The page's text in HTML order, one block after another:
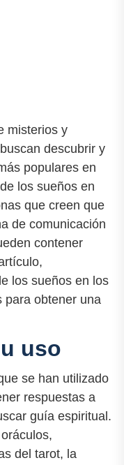
misterios y
descubrir y
populares en
los sueños en
que creen que
de comunicación
contener
los sueños en los
para obtener una
uso
se han utilizado
respuestas a
guía espiritual.
del tarot, la